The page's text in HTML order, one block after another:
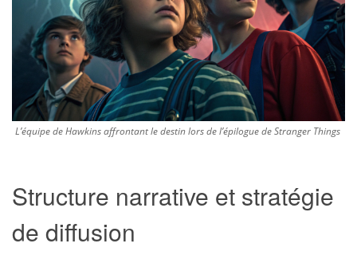
L’équipe de Hawkins affrontant le destin lors de l’épilogue de Stranger Things
Structure narrative et stratégie
de diffusion